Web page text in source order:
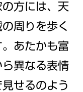
方には、天
周りを歩く
あたかも富
異なる表情
せるのよう